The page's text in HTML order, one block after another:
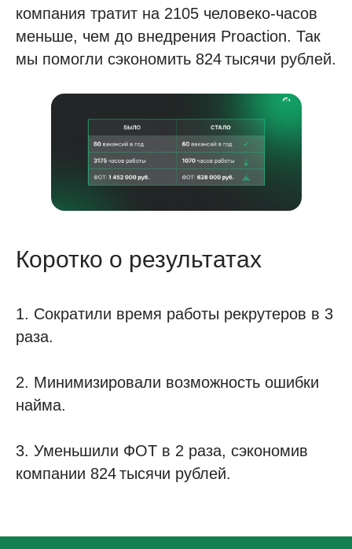
компания тратит на 2105 человеко-часов
меньше, чем до внедрения Proaction. Так
мы помогли сэкономить 824 тысячи рублей.
Коротко о результатах
1. Сократили время работы рекрутеров в 3
раза.
2. Минимизировали возможность ошибки
найма.
3. Уменьшили ФОТ в 2 раза, сэкономив
компании 824 тысячи рублей.